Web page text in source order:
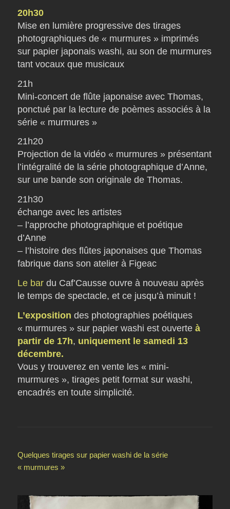
20h30
Mise en lumière progressive des tirages
photographiques de « murmures » imprimés
sur papier japonais washi, au son de murmures
tant vocaux que musicaux
21h
Mini-concert de flûte japonaise avec Thomas,
ponctué par la lecture de poèmes associés à la
série « murmures »
21h20
Projection de la vidéo « murmures » présentant
l’intégralité de la série photographique d’Anne,
sur une bande son originale de Thomas.
21h30
échange avec les artistes
– l’approche photographique et poétique
d’Anne
– l’histoire des flûtes japonaises que Thomas
fabrique dans son atelier à Figeac
Le bardu Caf’Causse ouvre à nouveau après
le temps de spectacle, et ce jusqu’à minuit !
L’exposition des photographies poétiques
« murmures » sur papier washi est ouverte à
partir de 17h, uniquement le samedi 13
décembre.
Vous y trouverez en vente les « mini-
murmures », tirages petit format sur washi,
encadrés en toute simplicité.
Quelques tirages sur papier washi de la série
« murmures »